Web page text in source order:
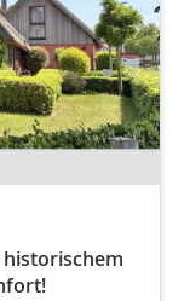
historischem